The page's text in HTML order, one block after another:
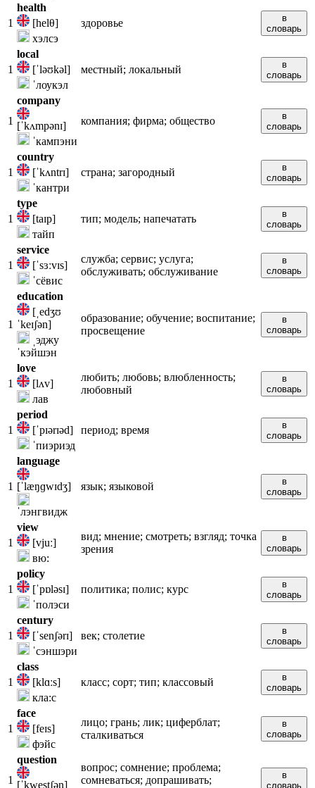
1
health
[helθ]
хэлсэ
здоровье
в
словарь
1
local
[ˈləʊkəl]
ˈлоукэл
местный; локальный
в
словарь
1
company
[ˈkʌmpənɪ]
ˈкампэни
компания; фирма; общество
в
словарь
1
country
[ˈkʌntrɪ]
ˈкантри
страна; загородный
в
словарь
1
type
[taɪp]
тайп
тип; модель; напечатать
в
словарь
1
service
[ˈsɜːvɪs]
ˈсёвис
служба; сервис; услуга;
обслуживать; обслуживание
в
словарь
1
education
[ˌedʒʊ
ˈkeɪʃən]
ˌэджу
ˈкэйшэн
образование; обучение; воспитание;
просвещение
в
словарь
1
love
[lʌv]
лав
любить; любовь; влюбленность;
любовный
в
словарь
1
period
[ˈpɪərɪəd]
ˈпиэриэд
период; время
в
словарь
1
language
[ˈlæŋɡwɪdʒ]
ˈлэнгвидж
язык; языковой
в
словарь
1
view
[vjuː]
вю:
вид; мнение; смотреть; взгляд; точка
зрения
в
словарь
1
policy
[ˈpɒləsɪ]
ˈполэси
политика; полис; курс
в
словарь
1
century
[ˈsenʃərɪ]
ˈсэншэри
век; столетие
в
словарь
1
class
[klɑːs]
кла:с
класс; сорт; тип; классовый
в
словарь
1
face
[feɪs]
фэйс
лицо; грань; лик; циферблат;
сталкиваться
в
словарь
1
question
[ˈkwestʃən]
вопрос; сомнение; проблема;
сомневаться; допрашивать;
в
словарь